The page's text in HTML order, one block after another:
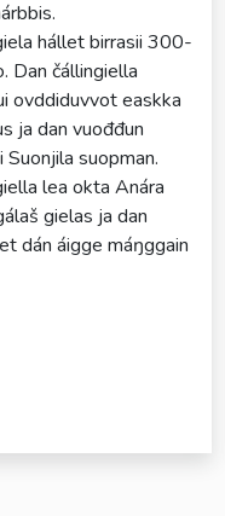
hállet birrasii 300-
Dan čállingiella
ovddiduvvot easkka
ja dan vuođđun
suopman.
lea okta Anára
gielas ja dan
dán áigge máŋggain